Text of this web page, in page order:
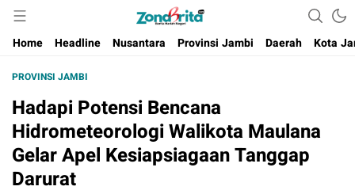
Berita Harian Negeri
Home
Headline Nusantara Provinsi Jambi Daerah Kota
PROVINSI JAMBI
Hadapi Potensi Bencana
Hidrometeorologi Walikota Maulana
Gelar Apel Kesiapsiagaan Tanggap
Darurat